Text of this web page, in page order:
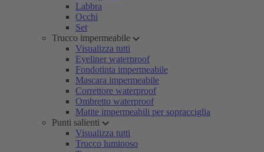
Labbra
Occhi
Set
Trucco impermeabile
Visualizza tutti
Eyeliner waterproof
Fondotinta impermeabile
Mascara impermeabile
Correttore waterproof
Ombretto waterproof
Matite impermeabili per sopracciglia
Punti salienti
Visualizza tutti
Trucco luminoso